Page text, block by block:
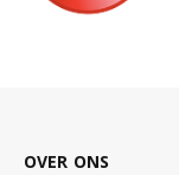
OVER ONS